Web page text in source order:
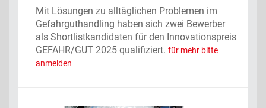
Mit Lösungen zu alltäglichen Problemen im
Gefahrguthandling haben sich zwei Bewerber
als Shortlistkandidaten für den Innovationspreis
GEFAHR/GUT 2025 qualifiziert. für mehr bitte
anmelden